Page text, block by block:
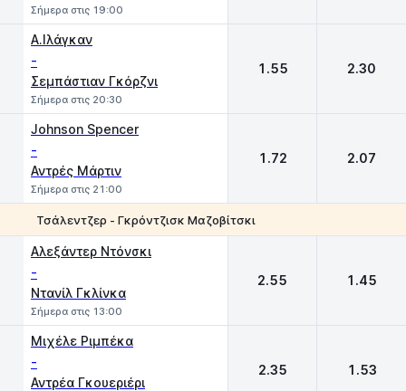
Σήμερα στις 19:00
Α.Ιλάγκαν
-
Σεμπάστιαν Γκόρζνι
Σήμερα στις 20:30
1.55 2.30
Johnson Spencer
-
Αντρές Μάρτιν
Σήμερα στις 21:00
1.72 2.07
Τσάλεντζερ - Γκρόντζισκ Μαζοβίτσκι
Αλεξάντερ Ντόνσκι
-
Ντανίλ Γκλίνκα
Σήμερα στις 13:00
2.55 1.45
Μιχέλε Ριμπέκα
-
Αντρέα Γκουεριέρι
2.35 1.53